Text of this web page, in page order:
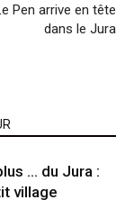
Pen arrive en tête
dans le Jura
… du Jura :
village